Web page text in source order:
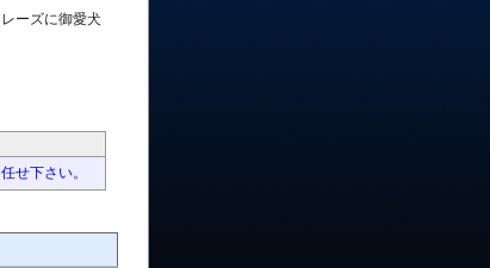
ーズに御愛犬
せ下さい。